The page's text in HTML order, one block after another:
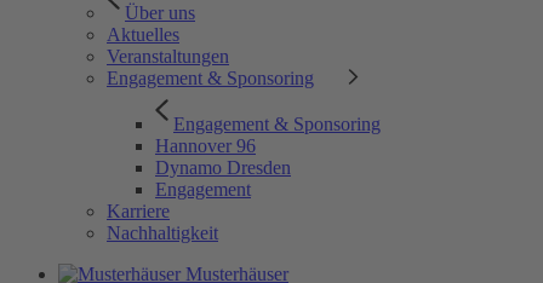
Über uns
Aktuelles
Veranstaltungen
Engagement & Sponsoring
Engagement & Sponsoring
Hannover 96
Dynamo Dresden
Engagement
Karriere
Nachhaltigkeit
Musterhäuser